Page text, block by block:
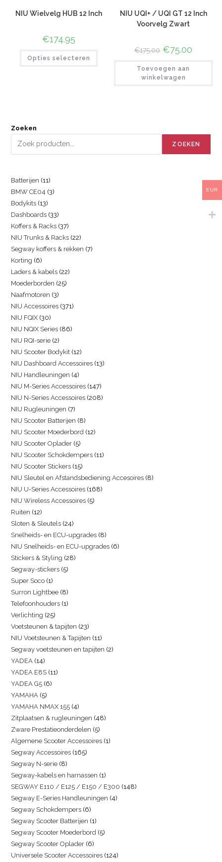
NIU Wielvelg HUB 12 Inch
€174.95
Opties selecteren
NIU UQI+ / UQI GT 12 Inch
Voorvelg Zwart
€175.00 €75.00
Toevoegen aan
winkelwagen
Zoeken
ZOEKEN
Batterijen 11
BMW CE04 3
Bodykits 13
Dashboards 33
Koffers & Racks 37
NIU Trunks & Racks 22
Segway koffers & rekken 7
Korting 6
Laders & kabels 22
Moederborden 25
Naafmotoren 3
NIU Accessoires 371
NIU FQIX 30
NIU NQIX Series 86
NIU RQI-serie 2
NIU Scooter Bodykit 12
NIU Dashboard Accessoires 13
NIU Handleuningen 4
NIU M-Series Accessoires 147
NIU N-Series Accessoires 208
NIU Rugleuningen 7
NIU Scooter Batterijen 8
NIU Scooter Moederbord
12
NIU Scooter Oplader 5
NIU Scooter Schokdempers 11
NIU Scooter Stickers 15
NIU Sleutel en Afstandsbediening Accesoires 8
NIU U-Series Accessoires 168
NIU Wireless Accessoires 5
Ruiten 12
Sloten & Sleutels 24
Snelheids- en ECU-upgrades 8
NIU Snelheids- en ECU-upgrades 6
Stickers & Styling 28
Segway-stickers 5
Super Soco 1
Surron Lightbee 8
Telefoonhouders 1
Verlichting 25
Voetsteunen & tapijten 23
NIU Voetsteunen & Tapijten 11
Segway voetsteunen en tapijten 2
YADEA 14
YADEA E8S 11
YADEA G5 6
YAMAHA 5
YAMAHA NMAX 155 4
Zitplaatsen & rugleuningen 48
Zware Prestatieonderdelen 5
Algemene Scooter Accessoires 1
Segway Accessoires 165
Segway N-serie 8
Segway-kabels en harnassen 1
SEGWAY E110 / E125 / E150 / E300 148
Segway E-Series Handleuningen 4
Segway Schokdempers 6
Segway Scooter Batterijen 1
Segway Scooter Moederbord
5
Segway Scooter Oplader 6
Universele Scooter Accessoires 124
EUR